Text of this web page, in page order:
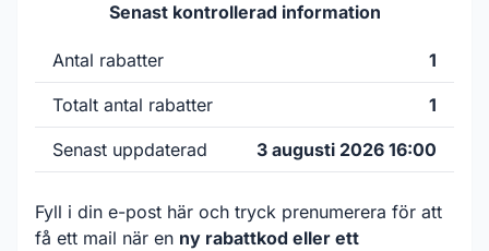
Senast kontrollerad information
Antal rabatter 1
Totalt antal rabatter 1
Senast uppdaterad 3 augusti 2026 16:00
Fyll i din e-post här och tryck prenumerera för att
få ett mail när en ny rabattkod eller ett